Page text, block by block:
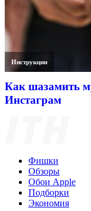
Инструкции
Как шазамить
Инстаграм
Фишки
Обзоры
Обои Apple
Подборки
Экономия